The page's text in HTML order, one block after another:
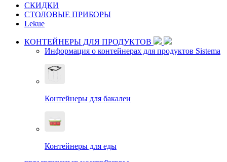
СКИДКИ
СТОЛОВЫЕ ПРИБОРЫ
Lekue
КОНТЕЙНЕРЫ ДЛЯ ПРОДУКТОВ
Информация о контейнерах для продуктов Sistema
Контейнеры для бакалеи
Контейнеры для еды